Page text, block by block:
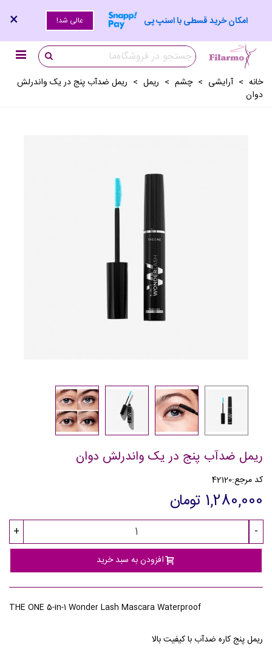
امکان خرید قسطی با اسنپ پی عالی شد! ×
خانه > آرايشی > چشم > ريمل > ریمل ضدآب پنج در یک واندرلش
دوان
ریمل ضدآب پنج در یک واندرلش دوان
کد مرجع:42120
1,280,000 تومان
-
+
افزودن به سبد خرید
THE ONE 5-in-1 Wonder Lash Mascara Waterproof
ریمل پنج کاره ضدآب با کیفیت بالا